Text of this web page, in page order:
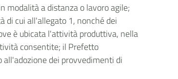
modalità a distanza o lavoro agile;
di cui all'allegato 1, nonché dei
è ubicata l'attività produttiva, nella
consentite; il Prefetto
dei provvedimenti di